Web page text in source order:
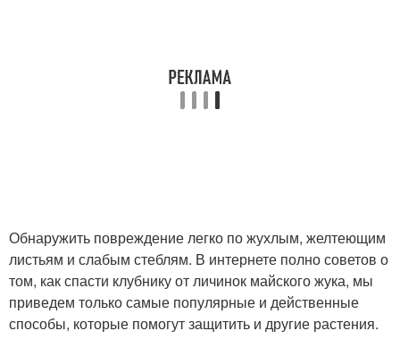
Обнаружить повреждение легко по жухлым, желтеющим
листьям и слабым стеблям. В интернете полно советов о
том, как спасти клубнику от личинок майского жука, мы
приведем только самые популярные и действенные
способы, которые помогут защитить и другие растения.